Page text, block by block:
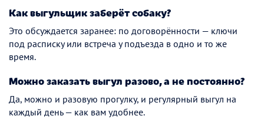
Как выгульщик заберёт собаку?
Это обсуждается заранее: по договорённости — ключи
под расписку или встреча у подъезда в одно и то же
время.
Можно заказать выгул разово, а не постоянно?
Да, можно и разовую прогулку, и регулярный выгул на
каждый день — как вам удобнее.